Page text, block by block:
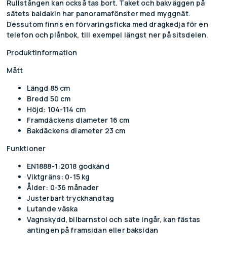
Rullstången kan också tas bort. Taket och bakväggen på
sätets baldakin har panoramafönster med myggnät.
Dessutom finns en förvaringsficka med dragkedja för en
telefon och plånbok, till exempel längst ner på sitsdelen.
Produktinformation
Mått
Längd 85 cm
Bredd 50 cm
Höjd: 104-114 cm
Framdäckens diameter 16 cm
Bakdäckens diameter 23 cm
Funktioner
EN1888-1:2018 godkänd
Viktgräns: 0-15 kg
Ålder: 0-36 månader
Justerbart tryckhandtag
Lutande väska
Vagnskydd, bilbarnstol och säte ingår, kan fästas
antingen på framsidan eller baksidan